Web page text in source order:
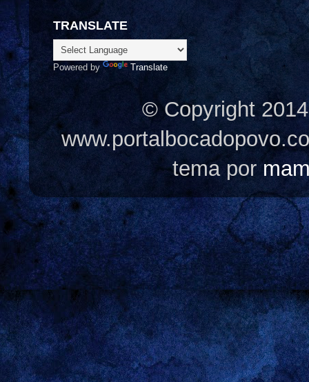
TRANSLATE
Powered by Translate
© Copyright
tema por